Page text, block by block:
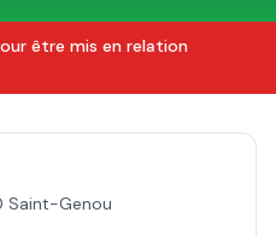
être mis en relation
Saint-Genou